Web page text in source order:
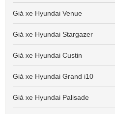
Giá xe Hyundai Venue
Giá xe Hyundai Stargazer
Giá xe Hyundai Custin
Giá xe Hyundai Grand i10
Giá xe Hyundai Palisade